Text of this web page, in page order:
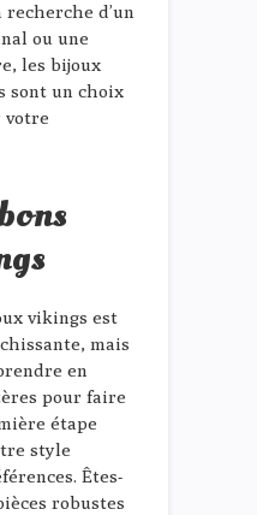
d’un
ou une
les bijoux
sont un choix
votre
vikings est
mais
en
pour faire
étape
style
Êtes-
robustes